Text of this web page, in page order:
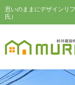
思いのままにデザインリ
氏）